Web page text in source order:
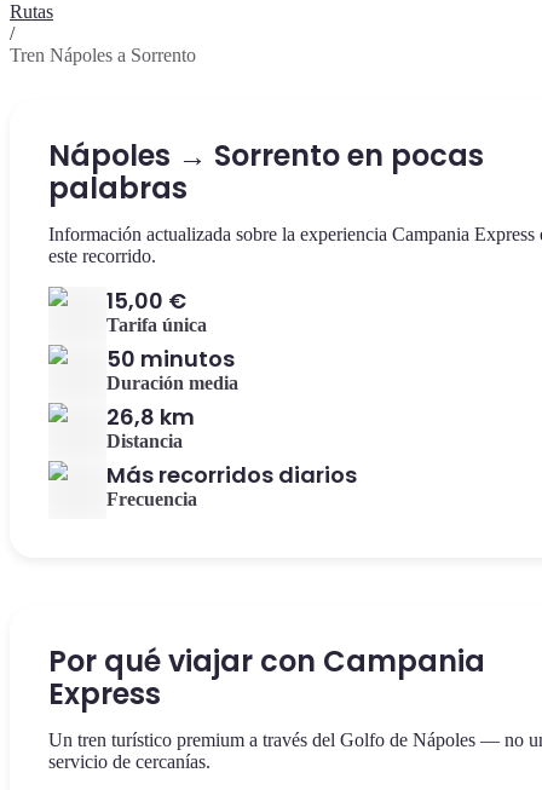
Rutas
/
Tren Nápoles a Sorrento
Nápoles → Sorrento en pocas
palabras
Información actualizada sobre la experiencia Campania Express
este recorrido.
15,00 €
Tarifa única
50 minutos
Duración media
26,8 km
Distancia
Más recorridos diarios
Frecuencia
Por qué viajar con Campania
Express
Un tren turístico premium a través del Golfo de Nápoles — no
servicio de cercanías.